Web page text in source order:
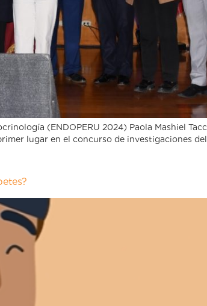
(ENDOPERU 2024) Paola Mashiel
lugar en el concurso de investigaciones